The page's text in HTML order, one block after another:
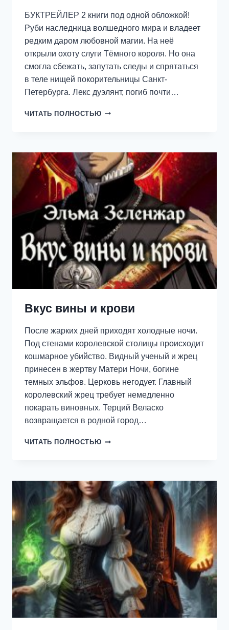
БУКТРЕЙЛЕР 2 книги под одной обложкой!
Руби наследница волшедного мира и владеет
редким даром любовной магии. На неё
открыли охоту слуги Тёмного короля. Но она
смогла сбежать, запутать следы и спрятаться
в теле нищей покорительницы Санкт-
Петербурга. Лекс дуэлянт, погиб почти…
ЧИТАТЬ ПОЛНОСТЬЮ ЛЮБОВНАЯ
КОРОЛЯ
Вкус вины и крови
После жарких дней приходят холодные ночи.
Под стенами королевской столицы происходит
кошмарное убийство. Видный ученый и жрец
принесен в жертву Матери Ночи, богине
темных эльфов. Церковь негодует. Главный
королевский жрец требует немедленно
покарать виновных. Терций Веласко
возвращается в родной город…
ЧИТАТЬ ПОЛНОСТЬЮ ВКУС